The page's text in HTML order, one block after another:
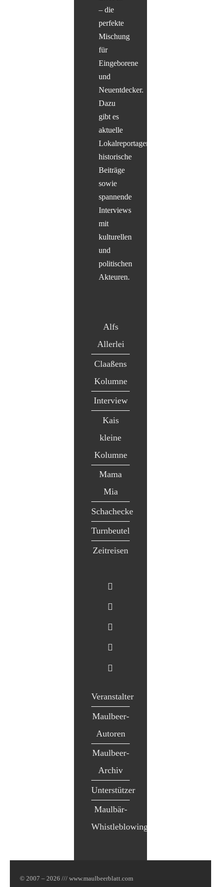
– die
perfekte
Mischung
für
Eingeborene
und
Neuentdecker.
Dazu
gibt es
aktuelle
Lokalreportagen,
historische
Beiträge
sowie
spannende
Interviews
mit
kulturellen
und
politischen
Akteuren.
Alfs
Allerlei
Claaßens
Kolumne
Interview
Kais
kleine
Kolumne
Mama
Mia
Schachecke
Turnbeutel
Zeitreisen
Veranstalter
Maulbeer-
Autoren
Maulbeer-
Archiv
Unterstützer
Maulbär-
Whistleblowing
© 2007 – 2026 /// www.maulbeerblatt.com